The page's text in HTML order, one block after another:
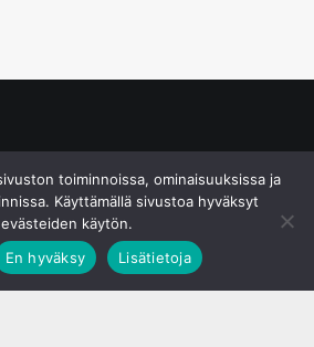
toiminnoissa, ominaisuuksissa ja
Käyttämällä sivustoa hyväksyt
evästeiden käytön.
En hyväksy Lisätietoja